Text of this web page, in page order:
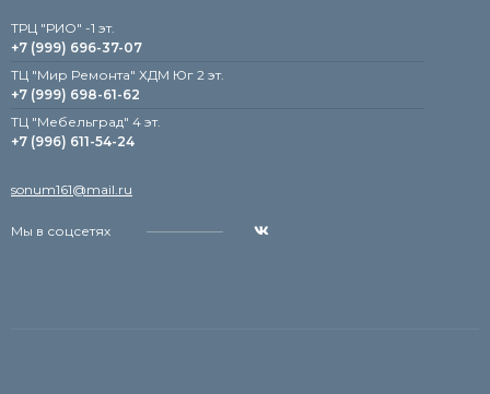
TРЦ "РИО" -1 эт.
+7 (999) 696-37-07
ТЦ "Мир Ремонта" ХДМ Юг 2 эт.
+7 (999) 698-61-62
TЦ "Мебельград" 4 эт.
+7 (996) 611-54-24
sonum161@mail.ru
Мы в соцсетях